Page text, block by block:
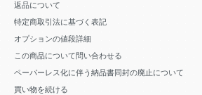
返品について
特定商取引法に基づく表記
オプションの値段詳細
この商品について問い合わせる
ペーパーレス化に伴う納品書同封の廃止について
買い物を続ける